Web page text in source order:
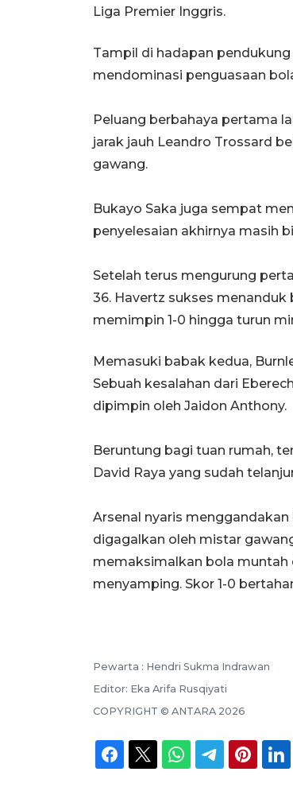
Liga Premier Inggris.
Tampil di hadapan
mendominasi penguasaan
Peluang berbahaya pertama
jarak jauh Leandro Trossard
gawang.
Bukayo Saka juga sempat
penyelesaian akhirnya masih
Setelah terus mengurung
36. Havertz sukses
memimpin 1-0 hingga turun
Memasuki babak kedua,
Sebuah kesalahan dari
dipimpin oleh Jaidon Anthony.
Beruntung bagi tuan rumah,
David Raya yang sudah
Arsenal nyaris
digagalkan oleh mistar
memaksimalkan bola muntah
menyamping. Skor 1-0
Pewarta : Hendri Sukma Indrawan
Editor: Eka Arifa Rusqiyati
COPYRIGHT © ANTARA 2026